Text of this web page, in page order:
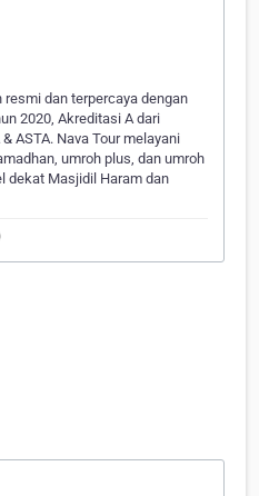
resmi dan terpercaya dengan
2020, Akreditasi A dari
ASTA. Nava Tour melayani
umroh plus, dan umroh
dekat Masjidil Haram dan